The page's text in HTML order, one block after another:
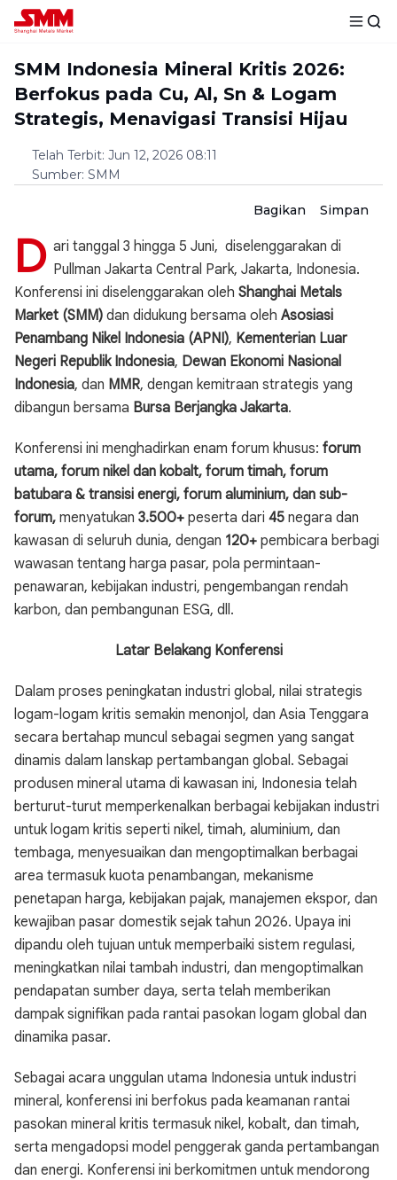
SMM Indonesia Mineral Kritis 2026:
Berfokus pada Cu, Al, Sn & Logam
Strategis, Menavigasi Transisi Hijau
Telah Terbit: Jun 12, 2026 08:11
Sumber: SMM
Bagikan Simpan
D ari tanggal 3 hingga 5 Juni, diselenggarakan di
Pullman Jakarta Central Park, Jakarta, Indonesia.
Konferensi ini diselenggarakan oleh Shanghai Metals
Market (SMM) dan didukung bersama oleh Asosiasi
Penambang Nikel Indonesia (APNI), Kementerian Luar
Negeri Republik Indonesia, Dewan Ekonomi Nasional
Indonesia, dan MMR, dengan kemitraan strategis yang
dibangun bersama Bursa Berjangka Jakarta.
Konferensi ini menghadirkan enam forum khusus: forum
utama, forum nikel dan kobalt, forum timah, forum
batubara & transisi energi, forum aluminium, dan sub-
forum, menyatukan 3.500+ peserta dari 45 negara dan
kawasan di seluruh dunia, dengan 120+ pembicara berbagi
wawasan tentang harga pasar, pola permintaan-
penawaran, kebijakan industri, pengembangan rendah
karbon, dan pembangunan ESG, dll.
Latar Belakang Konferensi
Dalam proses peningkatan industri global, nilai strategis
logam-logam kritis semakin menonjol, dan Asia Tenggara
secara bertahap muncul sebagai segmen yang sangat
dinamis dalam lanskap pertambangan global. Sebagai
produsen mineral utama di kawasan ini, Indonesia telah
berturut-turut memperkenalkan berbagai kebijakan industri
untuk logam kritis seperti nikel, timah, aluminium, dan
tembaga, menyesuaikan dan mengoptimalkan berbagai
area termasuk kuota penambangan, mekanisme
penetapan harga, kebijakan pajak, manajemen ekspor, dan
kewajiban pasar domestik sejak tahun 2026. Upaya ini
dipandu oleh tujuan untuk memperbaiki sistem regulasi,
meningkatkan nilai tambah industri, dan mengoptimalkan
pendapatan sumber daya, serta telah memberikan
dampak signifikan pada rantai pasokan logam global dan
dinamika pasar.
Sebagai acara unggulan utama Indonesia untuk industri
mineral, konferensi ini berfokus pada keamanan rantai
pasokan mineral kritis termasuk nikel, kobalt, dan timah,
serta mengadopsi model penggerak ganda pertambangan
dan energi. Konferensi ini berkomitmen untuk mendorong